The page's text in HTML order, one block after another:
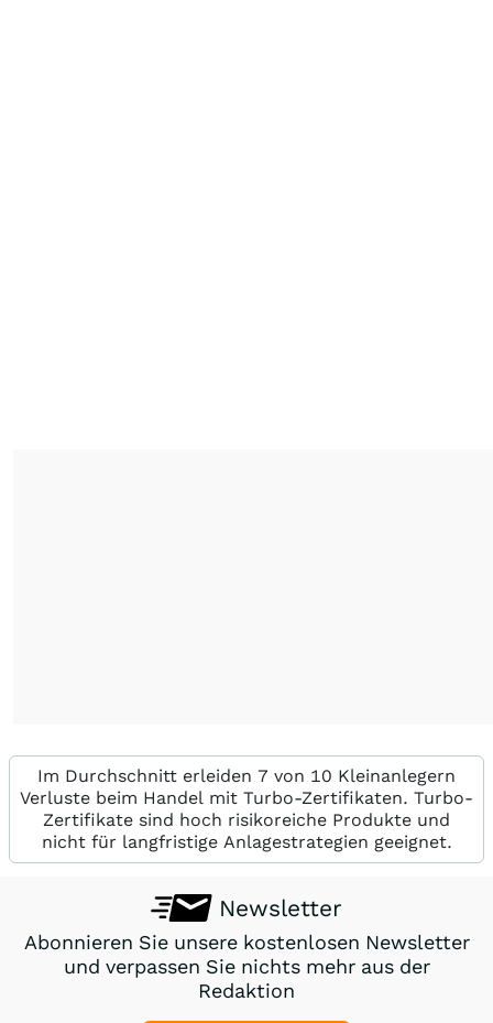
Im Durchschnitt erleiden 7 von 10 Kleinanlegern
Verluste beim Handel mit Turbo-Zertifikaten. Turbo-
Zertifikate sind hoch risikoreiche Produkte und
nicht für langfristige Anlagestrategien geeignet.
Newsletter
Abonnieren Sie unsere kostenlosen Newsletter
und verpassen Sie nichts mehr aus der
Redaktion